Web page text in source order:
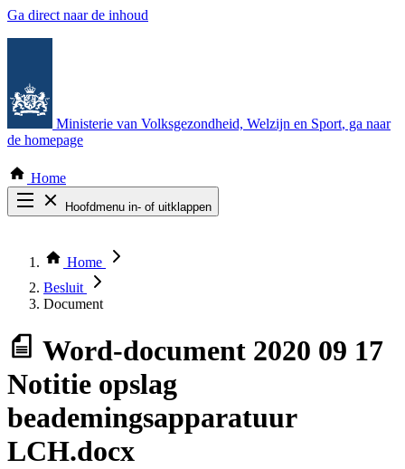
Ga direct naar de inhoud
Ministerie van Volksgezondheid, Welzijn en Sport, ga naar
de homepage
Home
Hoofdmenu in- of uitklappen
Thema COVID-19
Bekijk per bestuursorgaan
Home
Besluit
Document
Word-document 2020 09 17
Notitie opslag
beademingsapparatuur
LCH.docx